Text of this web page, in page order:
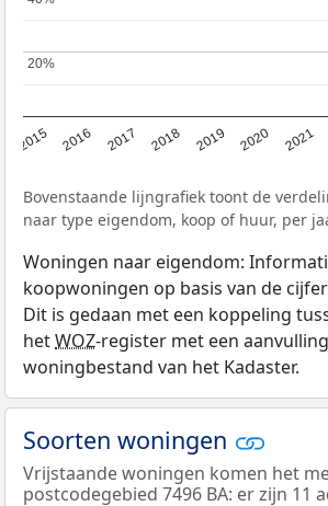
2015 2016 2017 2018 2019 2020 2021
20%
20%
Bovenstaande lijngrafiek toont de
naar type eigendom, koop of huur, per
Woningen naar eigendom:
koopwoningen op basis van de
Dit is gedaan met een koppeling
hetWOZ-register met een
woningbestand van het Kadaster.
Soorten woningen
Vrijstaande woningen komen het
postcodegebied 7496 BA: er zijn 11